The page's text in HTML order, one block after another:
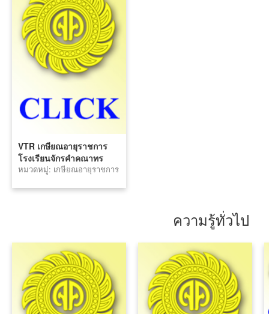
VTR เกษียณอายุราชการ
โรงเรียนจักรคำคณาทร
จังหวัดลำพูนประจำปี 2560
หมวดหมู่: เกษียณอายุราชการ
ความรู้ทั่วไป